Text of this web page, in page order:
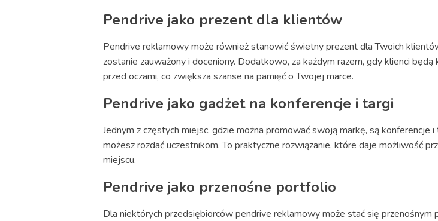
Pendrive jako prezent dla klientów
Pendrive reklamowy może również stanowić świetny prezent dla Twoich
zostanie zauważony i doceniony. Dodatkowo, za każdym razem, gdy klienci
przed oczami, co zwiększa szanse na pamięć o Twojej marce.
Pendrive jako gadżet na konferencje i targi
Jednym z częstych miejsc, gdzie można promować swoją markę, są
możesz rozdać uczestnikom. To praktyczne rozwiązanie, które daje możliwość
miejscu.
Pendrive jako przenośne portfolio
Dla niektórych przedsiębiorców pendrive reklamowy może stać się